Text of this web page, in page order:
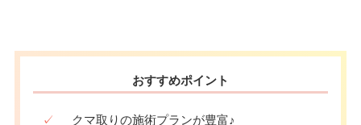
おすすめポイント
✓ クマ取りの施術プランが豊富♪